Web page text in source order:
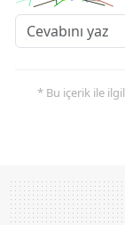
* Bu içerik ile